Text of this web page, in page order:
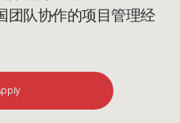
团队协作的项目管理经